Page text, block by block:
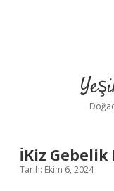
İKiz
Tarih: Ekim 6, 2024